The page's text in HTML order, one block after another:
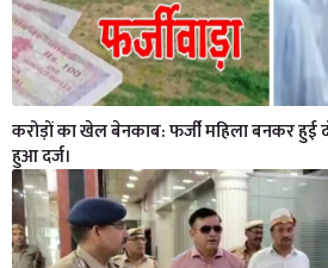
करोड़ों का खेल बेनकाब: फर्जी महिला बनकर हुई
हुआ दर्ज।